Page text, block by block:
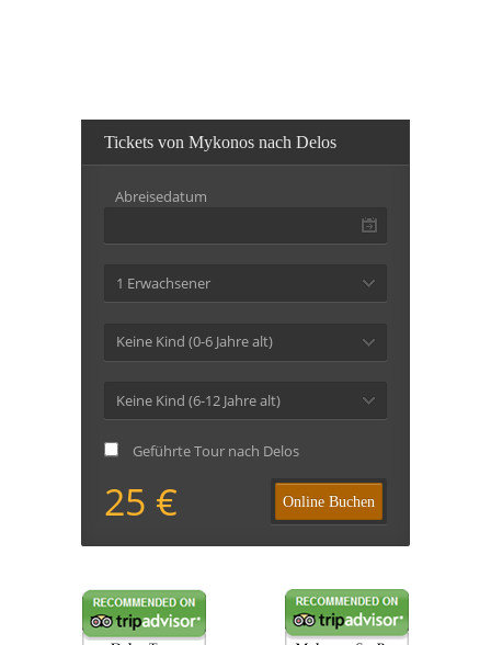
Tickets von Mykonos nach Delos
Abreisedatum
1 Erwachsener
Keine Kind (0-6 Jahre alt)
Keine Kind (6-12 Jahre alt)
Geführte Tour nach Delos
25 € Online Buchen